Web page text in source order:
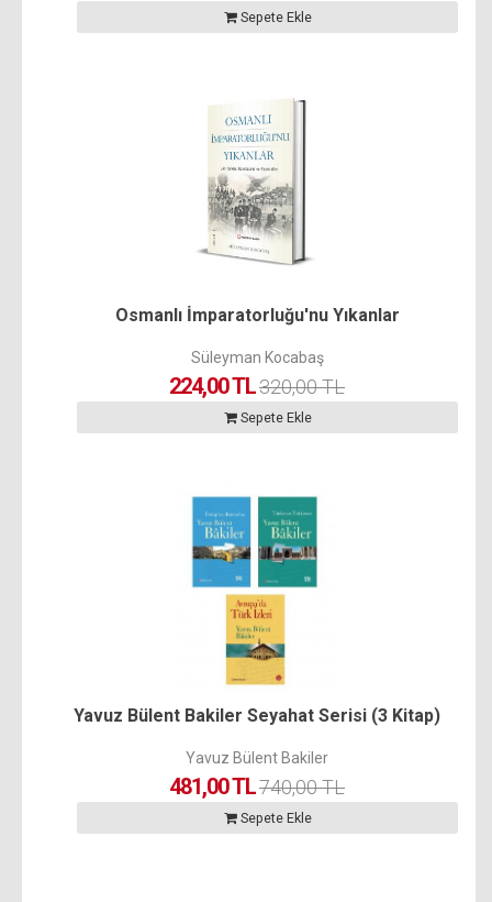
Sepete Ekle
Osmanlı İmparatorluğu'nu Yıkanlar
Süleyman Kocabaş
224,00 TL320,00 TL
Sepete Ekle
Yavuz Bülent Bakiler Seyahat Serisi (3 Kitap)
Yavuz Bülent Bakiler
481,00 TL740,00 TL
Sepete Ekle